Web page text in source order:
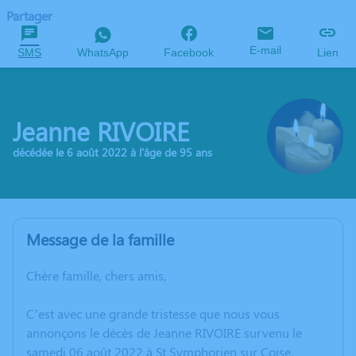
Partager
SMS WhatsApp Facebook E-mail Lien
Jeanne RIVOIRE
décédée le 6 août 2022 à l'âge de 95 ans
Message de la famille
Chère famille, chers amis,
C’est avec une grande tristesse que nous vous
annonçons le décès de Jeanne RIVOIRE survenu le
samedi 06 août 2022 à St Symphorien sur Coise.